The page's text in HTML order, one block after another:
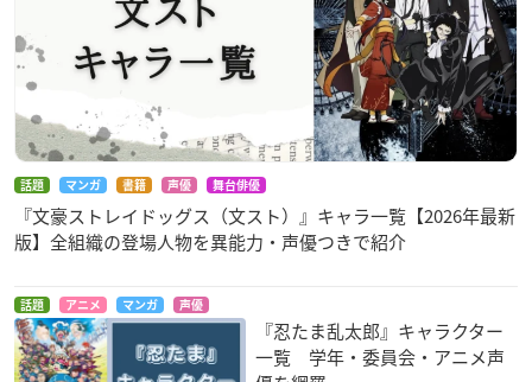
話題 マンガ 書籍 声優 舞台俳優
『文豪ストレイドッグス（文スト）』キャラ一覧【2026年最新
版】全組織の登場人物を異能力・声優つきで紹介
話題 アニメ マンガ 声優
『忍たま乱太郎』キャラクター
一覧 学年・委員会・アニメ声